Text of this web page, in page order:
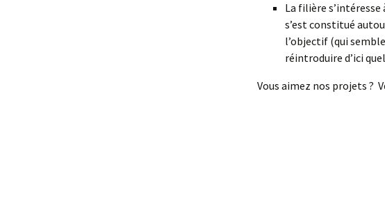
La filière s’intéresse
s’est constitué
l’objectif (qui
réintroduire d’ici
Vous aimez nos projets ?